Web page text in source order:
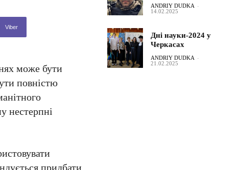
Viber
може бути
повністю
нестерпні
придбати
ANDRIY DUDKA -
14.02.2025
Дні науки-2024 у
Черкасах
ANDRIY DUDKA -
21.02.2025